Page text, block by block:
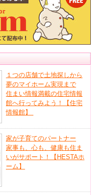
１つの店舗で土地探しから
夢のマイホーム実現まで
住まい情報満載の住宅情報
館へ行ってみよう！【住宅
情報館】
家が子育てのパートナー
家事も、心も、健康も住ま
いがサポート！【HESTAホ
ーム】